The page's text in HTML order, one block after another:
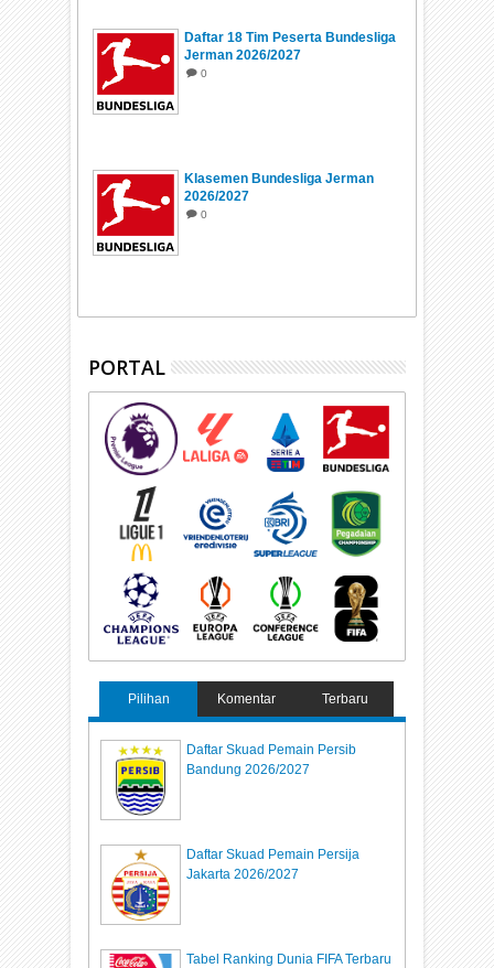
Daftar 18 Tim Peserta Bundesliga
Jerman 2026/2027
0
Klasemen Bundesliga Jerman
2026/2027
0
PORTAL
Pilihan Komentar Terbaru
Daftar Skuad Pemain Persib
Bandung 2026/2027
Daftar Skuad Pemain Persija
Jakarta 2026/2027
Tabel Ranking Dunia FIFA Terbaru